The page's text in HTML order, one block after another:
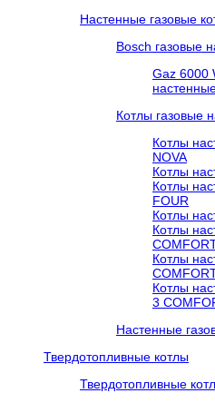
Настенные газовые
Bosch газовые
Gaz 6000
Котлы газовые
Котлы
NOVA
Котлы
Котлы
FOUR
Котлы
Котлы
Котлы
Котлы
3
Настенные
Твердотопливные котлы
Твердотопливные